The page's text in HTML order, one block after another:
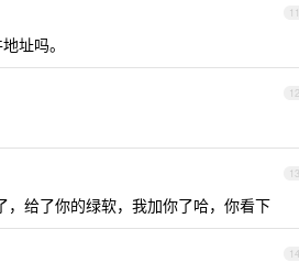
11
址吗。
12
13
给了你的绿软，我加你了哈，你看下
14